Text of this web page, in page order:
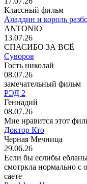
Классный фильм
Аладдин и король
ANTONIO
13.07.26
СПАСИБО ЗА ВСЁ
Суворов
Гость николай
08.07.26
замечательный фильм
РЭД 2
Геннадий
08.07.26
Мне нравится этот
Доктор Кто
Черная Мечница
29.06.26
Если бы еслибы
смотркла нормально с
саете